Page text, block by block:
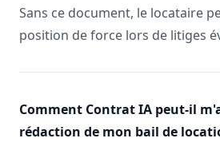
Sans ce document, le locataire
position de force lors de litiges
Comment Contrat IA peut-il
rédaction de mon bail de